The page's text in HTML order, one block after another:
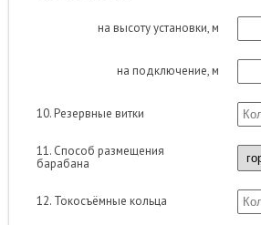
на высоту установки, м
на подключение, м
10. Резервные витки
11. Способ размещения
барабана
12. Токосъёмные кольца